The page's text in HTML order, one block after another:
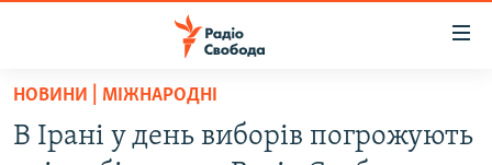
Перейти
основного
РАДІО СВОБОДА – 70 РОКІВ
ВСЕ ЗА ДОБУ
НОВИНИ | МІЖНАРОДНІ
В Ірані у день виборів погрожують